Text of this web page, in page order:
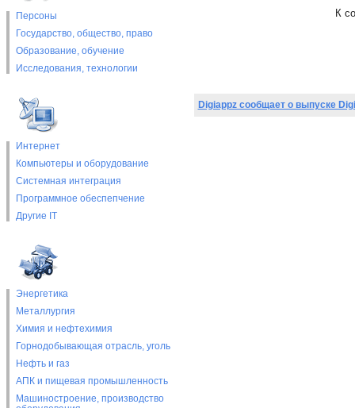
Персоны
Государство, общество, право
Образование, обучение
Исследования, технологии
Интернет
Компьютеры и оборудование
Системная интеграция
Программное обеспепчение
Другие IT
Энергетика
Металлургия
Химия и нефтехимия
Горнодобывающая отрасль, уголь
Нефть и газ
АПК и пищевая промышленность
Машиностроение, производство
К
Digiappz сообщает о выпуске